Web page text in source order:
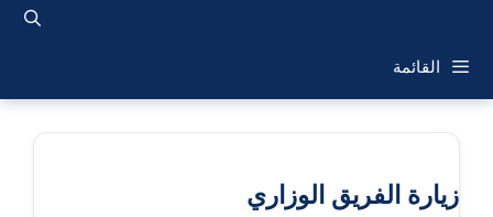
القائمة
زيارة الفريق الوزاري